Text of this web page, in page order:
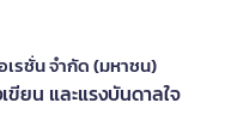
เรชั่น จำกัด (มหาชน)
ขียน และแรงบันดาลใจ